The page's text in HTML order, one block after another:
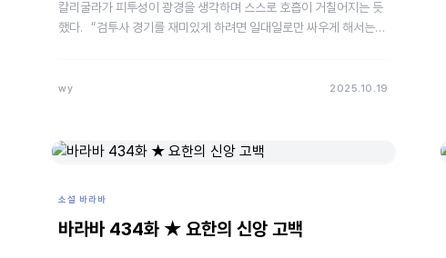
칼리굴라가 피투성이 광경을 생각하며 스스로 호흡이 거칠어지는 듯
했다. “검투사 경기를 재미있게 하려면 일대일로만 싸우게 해서는
wy 2025.10.19
소설 바라바
바라바 434화 ★ 요한의 신앙 고백